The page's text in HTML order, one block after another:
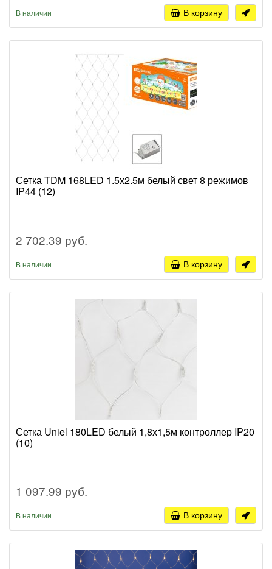
В наличии В корзину
Сетка TDM 168LED 1.5х2.5м белый свет 8 режимов
IP44 (12)
2 702.39 руб.
В наличии В корзину
Сетка Uniel 180LED белый 1,8х1,5м контроллер IP20
(10)
1 097.99 руб.
В наличии В корзину